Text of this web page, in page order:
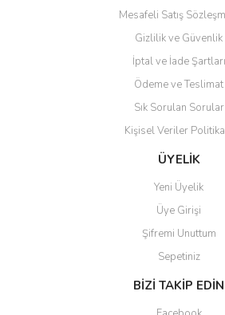
Mesafeli Satış
Gizlilik ve Güvenlik
İptal ve İade Şartları
Ödeme ve Teslimat
Sık Sorulan Sorular
Kişisel Veriler
ÜYELİK
Yeni Üyelik
Üye Girişi
Şifremi Unuttum
Sepetiniz
BİZİ TAKİP EDİN